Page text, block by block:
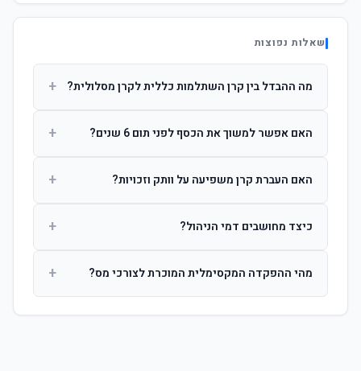
שאלות נפוצות
מה ההבדל בין קרן השתלמות כללית לקרן מסלולית? +
ההשקעות. קרן מסלולית עוקבת אחרי מדד ספציפי ומאפשרת
האם אפשר למשוך את הכסף לפני תום 6 שנים? +
הרווחים. לאחר 6 שנים ניתן למשוך פטור ממס עד לתקרה
האם העברת קרן משפיעה על וותק וזכויות? +
החברות. הוותק ממשיך להיספר מיום ההפקדה הראשונה.
כיצד מחושבים דמי הניהול? +
ומתן על שיעורם בעת הצטרפות.
מהי ההפקדה המקסימלית המוכרת לצורכי מס? +